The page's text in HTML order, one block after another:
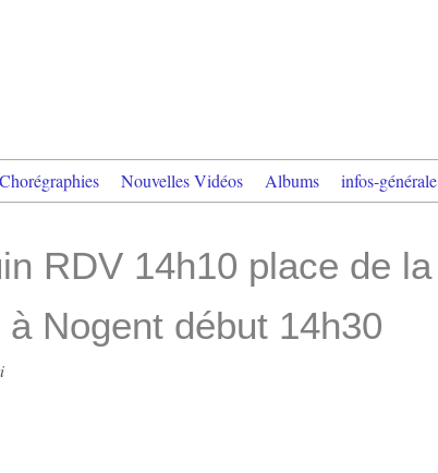
Chorégraphies Nouvelles Vidéos Albums infos-générale
RDV 14h10 place de la
à Nogent début 14h30